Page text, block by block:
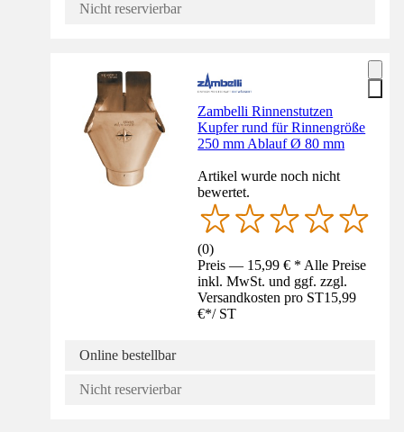
Nicht reservierbar
Zambelli Rinnenstutzen
Kupfer rund für Rinnengröße
250 mm Ablauf Ø 80 mm
Artikel wurde noch nicht
bewertet.
(0)
Preis — 15,99 € * Alle Preise
inkl. MwSt. und ggf. zzgl.
Versandkosten pro ST15,99
€*/ ST
Online bestellbar
Nicht reservierbar